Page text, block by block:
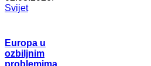
Svijet
Europa u
ozbiljnim
problemima